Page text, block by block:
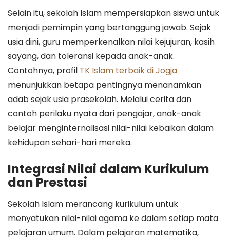
Selain itu, sekolah Islam mempersiapkan siswa untuk
menjadi pemimpin yang bertanggung jawab. Sejak
usia dini, guru memperkenalkan nilai kejujuran, kasih
sayang, dan toleransi kepada anak-anak.
Contohnya, profil TK Islam terbaik di Jogja
menunjukkan betapa pentingnya menanamkan
adab sejak usia prasekolah. Melalui cerita dan
contoh perilaku nyata dari pengajar, anak-anak
belajar menginternalisasi nilai-nilai kebaikan dalam
kehidupan sehari-hari mereka.
Integrasi Nilai dalam Kurikulum
dan Prestasi
Sekolah Islam merancang kurikulum untuk
menyatukan nilai-nilai agama ke dalam setiap mata
pelajaran umum. Dalam pelajaran matematika,